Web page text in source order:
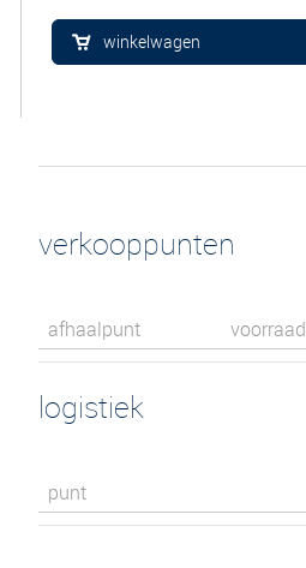
winkelwagen
verkooppunten
afhaalpunt voorraad
logistiek
punt